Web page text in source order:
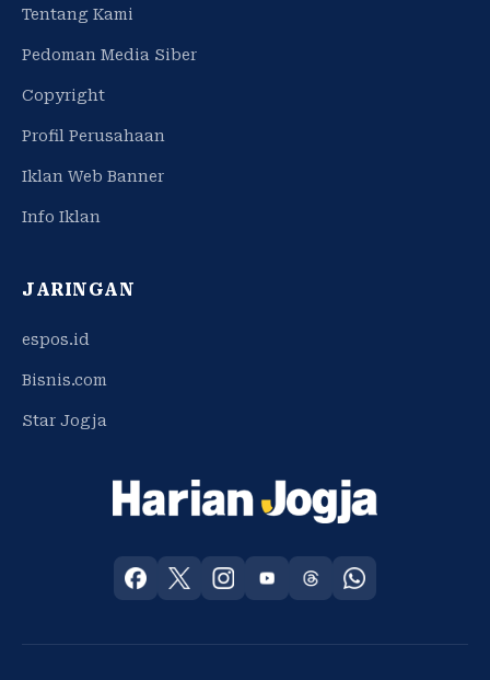
Tentang Kami
Pedoman Media Siber
Copyright
Profil Perusahaan
Iklan Web Banner
Info Iklan
JARINGAN
espos.id
Bisnis.com
Star Jogja